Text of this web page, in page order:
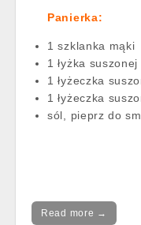
Panierka:
1 szklanka mąki
1 łyżka
1 łyżeczka
1 łyżeczka
sól, pieprz do
Read more →